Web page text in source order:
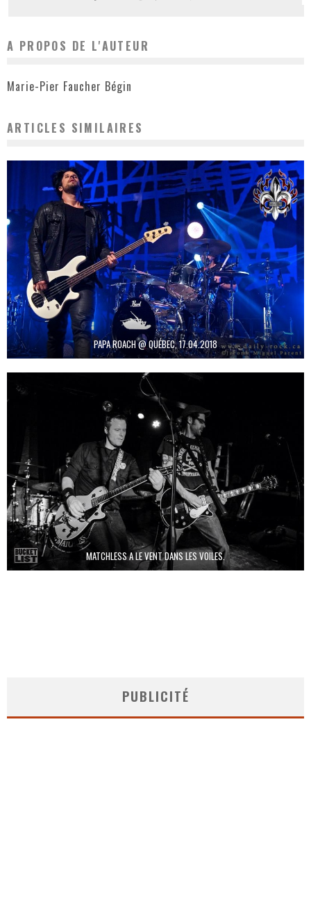
A PROPOS DE L'AUTEUR
Marie-Pier Faucher Bégin
ARTICLES SIMILAIRES
PAPA ROACH @ QUÉBEC, 17.04.2018
MATCHLESS A LE VENT DANS LES VOILES.
PUBLICITÉ